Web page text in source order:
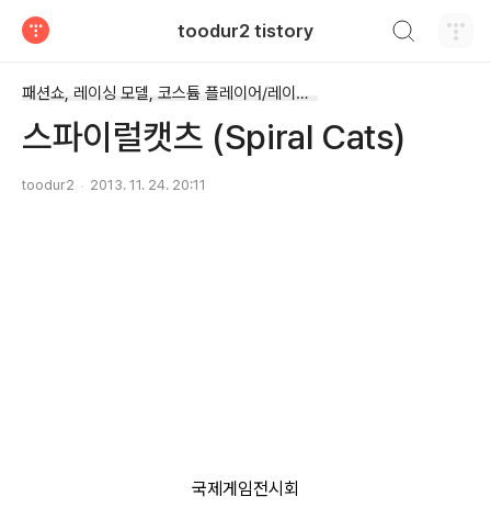
toodur2 tistory
패션쇼, 레이싱 모델, 코스튬 플레이어/레이싱모델(코스튬 플레이어 등..)
스파이럴캣츠 (Spiral Cats)
toodur2 2013. 11. 24. 20:11
국제게임전시회